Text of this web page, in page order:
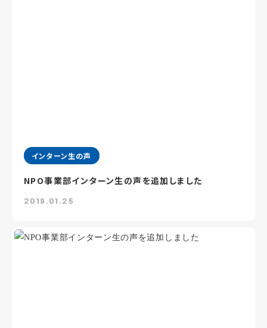
インターン生の声
NPO事業部インターン生の声を追加しました
2019.01.25